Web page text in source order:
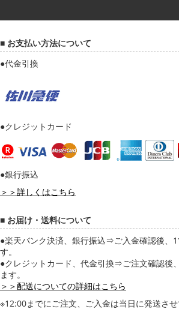
お支払い方法について
●代金引換
●クレジットカード
●銀行振込
＞＞詳しくはこちら
お届け・送料について
●楽天バンク決済、銀行振込⇒ご入金確認後、
す。
●クレジットカード、代金引換⇒ご注文確認後
ます。
＞＞配送についての詳細はこちら
※12:00までにご注文、ご入金は当日に発送させ